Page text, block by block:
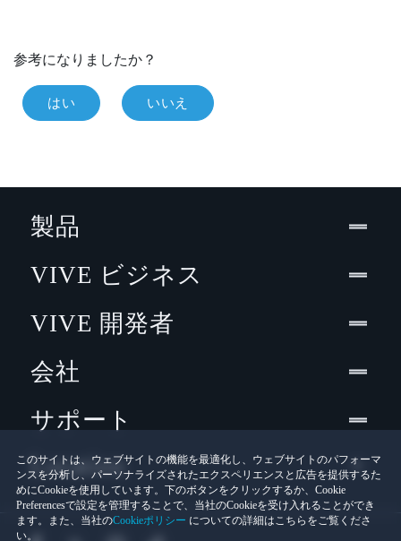
参考になりましたか？
はい いいえ
このサイトは、ウェブサイトの機能を最適化し、ウェブサイトのパフォーマ
ンスを分析し、パーソナライズされたエクスペリエンスと広告を提供するた
めにCookieを使用しています。下のボタンをクリックするか、Cookie
Preferencesで設定を管理することで、当社のCookieを受け入れることができ
ます。また、当社のCookieポリシー についての詳細はこちらをご覧くださ
い。
製品
VIVE ビジネス
VIVE 開発者
会社
サポート
Location